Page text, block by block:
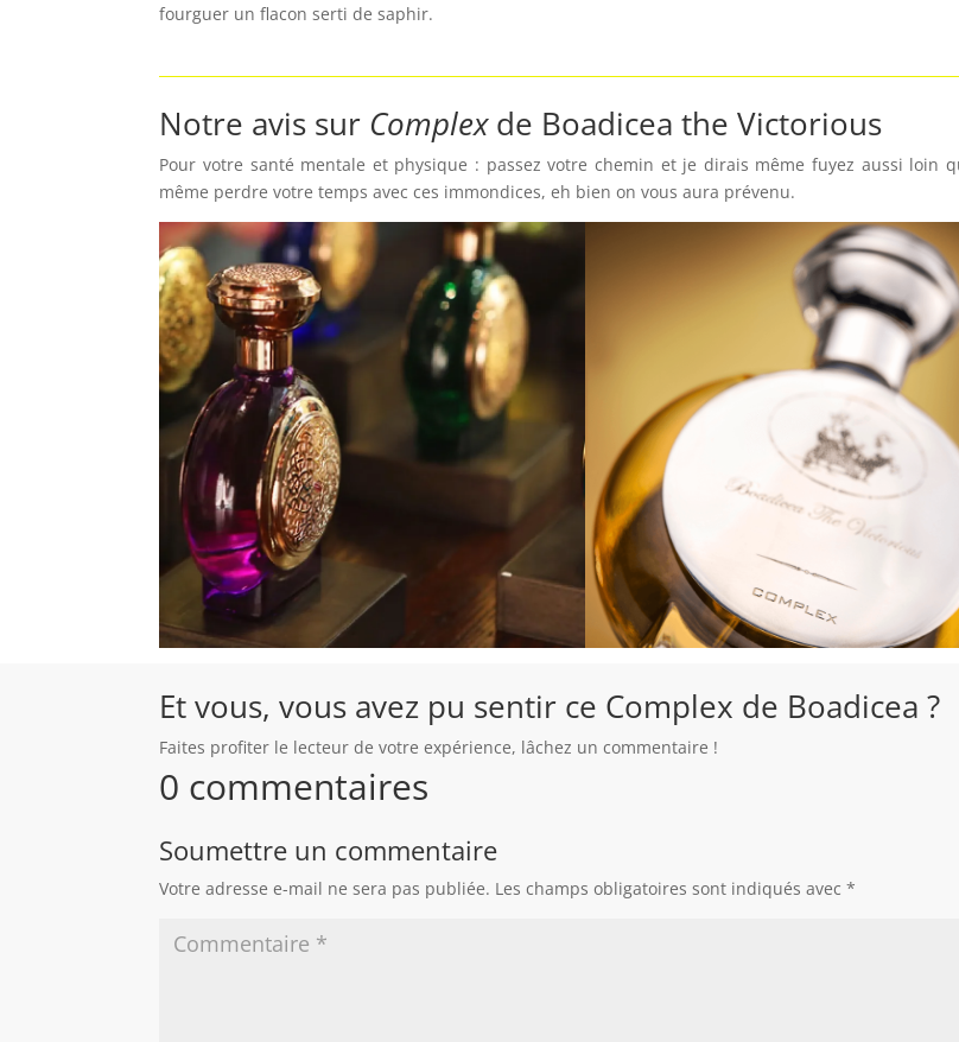
fourguer un flacon serti de saphir.
Notre avis sur Complexde Boadicea the Victorious
Pour votre santé mentale et physique : passez votre chemin et je dirais même fuyez aussi loin
même perdre votre temps avec ces immondices, eh bien on vous aura prévenu.
Et vous, vous avez pu sentir ce Complex de Boadicea ?
Faites profiter le lecteur de votre expérience, lâchez un commentaire !
0 commentaires
Soumettre un commentaire
Votre adresse e-mail ne sera pas publiée. Les champs obligatoires sont indiqués avec*